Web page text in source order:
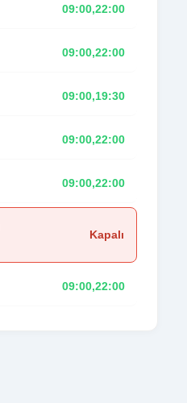
09:00,22:00
09:00,22:00
09:00,19:30
09:00,22:00
09:00,22:00
Kapalı
09:00,22:00